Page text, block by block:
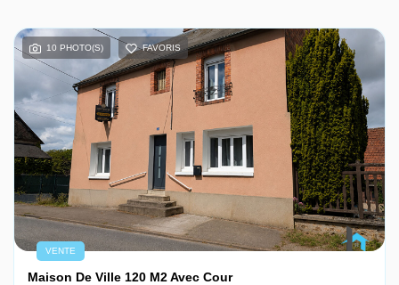
10 PHOTO(S) FAVORIS
VENTE
Maison De Ville 120 M2 Avec Cour